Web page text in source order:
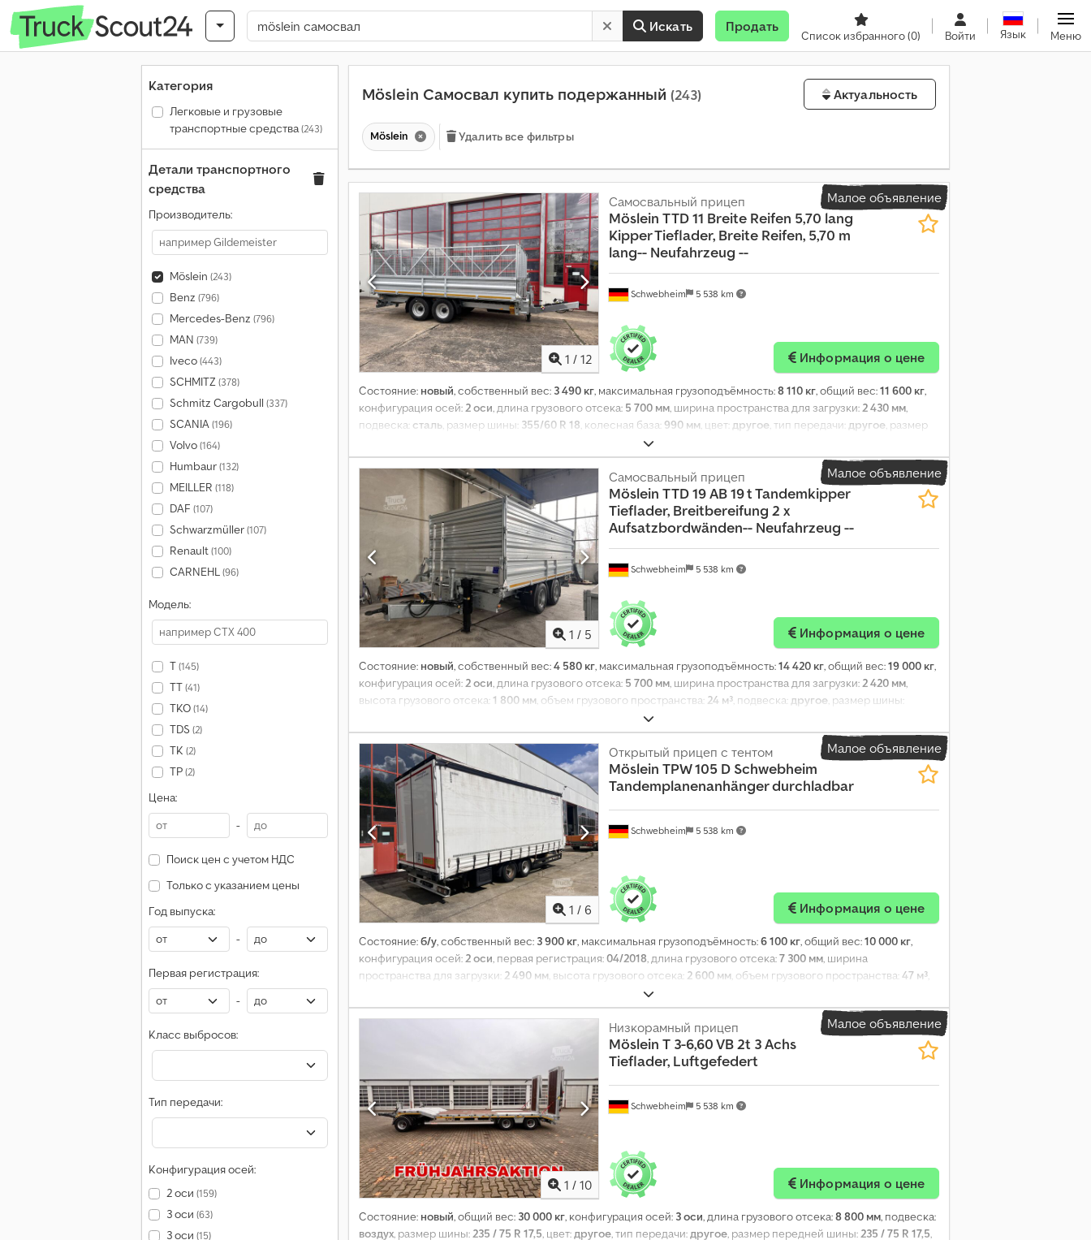
Искать Продать
Список избранного(0) Войти Язык Меню
Категория
Легковые и грузовые
транспортные средства(243)
Детали транспортного
средства
Производитель:
Möslein (243)
Benz (796)
Mercedes-Benz (796)
MAN (739)
Iveco(443)
SCHMITZ(378)
Schmitz Cargobull (337)
SCANIA(196)
Volvo(164)
Humbaur(132)
MEILLER (118)
DAF (107)
Schwarzmüller(107)
Renault(100)
CARNEHL(96)
Модель:
T(145)
TT(41)
TKO(14)
TDS (2)
TK (2)
TP(2)
Цена:
-
Поиск цен с учетом НДС
Только с указанием цены
Год выпуска:
-
Первая регистрация:
-
Класс выбросов:
Тип передачи:
Конфигурация осей:
2 оси (159)
3 оси (63)
3 оси (15)
Möslein Самосвал купить подержанный (243) Актуальность
Möslein Удалить все фильтры
Малое объявление
1 / 12
Schwebheim 5 538 km
Самосвальный прицеп
Möslein TTD 11 Breite Reifen 5,70 lang
Kipper Tieflader, Breite Reifen, 5,70 m
lang-- Neufahrzeug --
Информация о цене
Состояние: новый, собственный вес: 3 490 кг, максимальная грузоподъёмность:8 110 кг, общий вес:11 600 кг,
конфигурация осей:2 оси, длина грузового отсека: 5 700 мм, ширина пространства для загрузки:2 430 мм,
подвеска: сталь, размер шины: 355/60 R 18, колесная база: 990 мм, цвет:другое, тип передачи:другое, размер
355/60 R 18
топливо:биодизель, Оборудование:ABS, пневматический тормоз,
Малое объявление
1 / 5
Schwebheim 5 538 km
Самосвальный прицеп
Möslein TTD 19 AB 19 t Tandemkipper
Tieflader, Breitbereifung 2 x
Aufsatzbordwänden-- Neufahrzeug --
Информация о цене
Состояние: новый, собственный вес:4 580 кг, максимальная грузоподъёмность:14 420 кг, общий вес:19 000 кг,
конфигурация осей:2 оси, длина грузового отсека: 5 700 мм, ширина пространства для загрузки:2 420 мм,
высота грузового отсека:1 800 мм, объем грузового пространства: 24 м³, подвеска:другое, размер шины:
, размер передней шины:
435/50 R 19,5, кабина водителя:другое, класс выбросов:нет, топливо:биодизель, Оборудование:ABS,
пневматический тормоз
Малое объявление
1 / 6
Schwebheim 5 538 km
Открытый прицеп с тентом
Möslein TPW 105 D Schwebheim
Tandemplanenanhänger durchladbar
Информация о цене
Состояние:б/у, собственный вес: 3 900 кг, максимальная грузоподъёмность:6 100 кг, общий вес:10 000 кг,
конфигурация осей:2 оси, первая регистрация:04/2018, длина грузового отсека:7 300 мм, ширина
пространства для загрузки: 2 490 мм, высота грузового отсека: 2 600 мм, объем грузового пространства:47 м³,
, колесная база:
размер передней шины:235/75R17,5 143J, размер задней шины:235/75R17,5 143J, кабина водителя:другое,
ABS, пневматический тормоз, Малое объявление
1 / 10
Schwebheim 5 538 km
Низкорамный прицеп
Möslein T 3-6,60 VB 2t 3 Achs
Tieflader, Luftgefedert
Информация о цене
Состояние: новый, общий вес: 30 000 кг, конфигурация осей: 3 оси, длина грузового отсека:8 800 мм, подвеска:
воздух, размер шины:235 / 75 R 17,5, цвет:другое, тип передачи:другое, размер передней шины:235 / 75 R 17,5,